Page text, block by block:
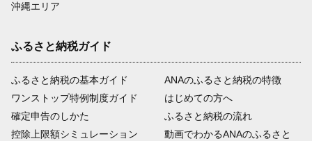
沖縄エリア
ふるさと納税ガイド
ふるさと納税の基本ガイド
ワンストップ特例制度ガイド
確定申告のしかた
控除上限額シミュレーション
ANAのふるさと納税の特徴
はじめての方へ
ふるさと納税の流れ
動画でわかるANAのふるさと